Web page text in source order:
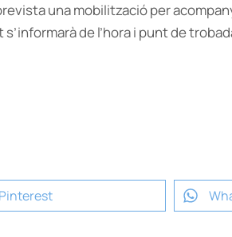
una mobilització per
de l’hora i punt de
Pinterest